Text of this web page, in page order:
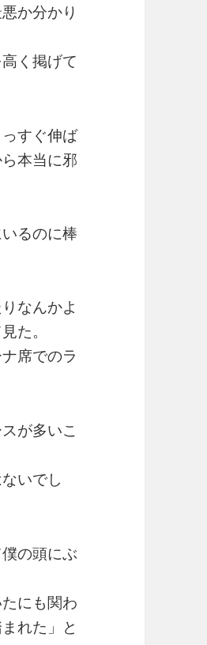
か分かり
く掲げて
すぐ伸ば
本当に邪
るのに棒
なんかよ
た。
席でのラ
が多いこ
いでし
の頭にぶ
にも関わ
れた」と